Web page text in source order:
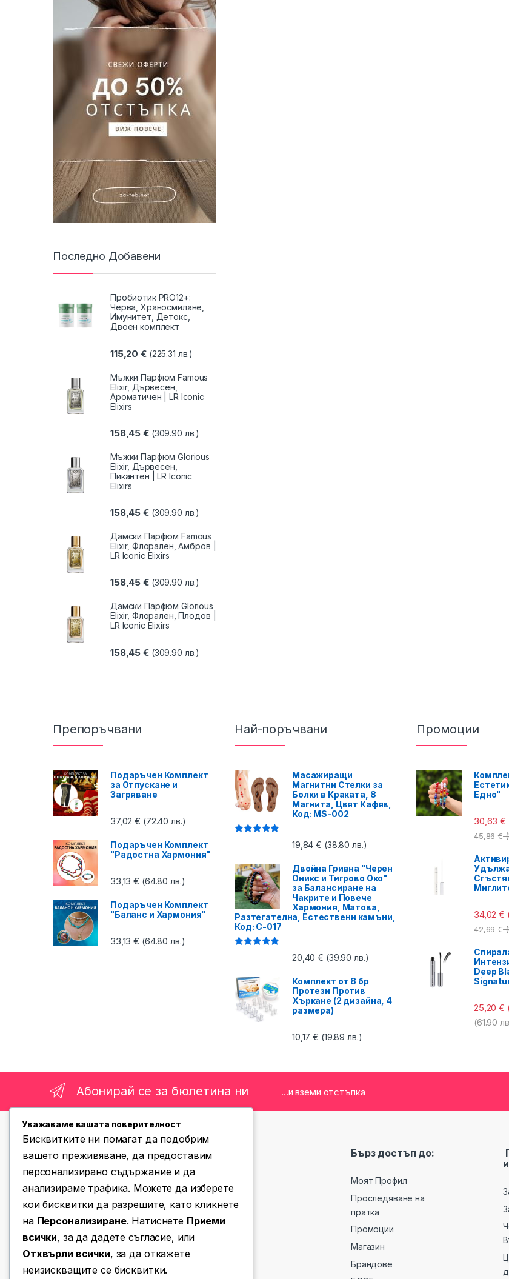
Последно Добавени
Пробиотик PRO12+:
Черва, Храносмилане,
Имунитет, Детокс,
Двоен комплект
115,20€ (225.31 лв.)
Мъжки Парфюм Famous
Elixir, Дървесен,
Ароматичен | LR Iconic
Elixirs
158,45€ (309.90 лв.)
Мъжки Парфюм Glorious
Elixir, Дървесен,
Пикантен | LR Iconic
Elixirs
158,45€ (309.90 лв.)
Дамски Парфюм Famous
Elixir, Флорален, Амбров |
LR Iconic Elixirs
158,45€ (309.90 лв.)
Дамски Парфюм Glorious
Elixir, Флорален, Плодов |
LR Iconic Elixirs
158,45€ (309.90 лв.)
Препоръчвани
Подаръчен Комплект
за Отпускане и
Загряване
37,02€ (72.40 лв.)
Подаръчен Комплект
"Радостна Хармония"
33,13€ (64.80 лв.)
Подаръчен Комплект
"Баланс и Хармония"
33,13€ (64.80 лв.)
Най-поръчвани
Масажиращи
Магнитни Стелки за
Болки в Краката, 8
Магнита, Цвят Кафяв,
Код: MS-002
19,84€ (38.80 лв.)
Двойна Гривна "Черен
Оникс и Тигрово Око"
за Балансиране на
Чакрите и Повече
Хармония, Матова,
Разтегателна, Естествени камъни,
Код: C-017
20,40€ (39.90 лв.)
Комплект от 8 бр
Протези Против
Хъркане (2 дизайна, 4
размера)
10,17€ (19.89 лв.)
Промоции
Едно"
30,63€
45,86€
34,02€
42,69€
Deep
25,20€
(61.90
Абонирай се за бюлетина ни ...и вземи отстъпка
Имате въпроси? Позвънете ни!
(+359) 876 203 111
Бърз достъп до:
Моят Профил
Проследяване на
пратка
Промоции
Магазин
Брандове
Уважаваме вашата поверителност
Бисквитките ни помагат да подобрим
вашето преживяване, да предоставим
персонализирано съдържание и да
анализираме трафика. Можете да изберете
кои бисквитки да разрешите, като кликнете
на Персонализиране. Натиснете Приеми
всички, за да дадете съгласие, или
Отхвърли всички, за да откажете
неизискващите се бисквитки.